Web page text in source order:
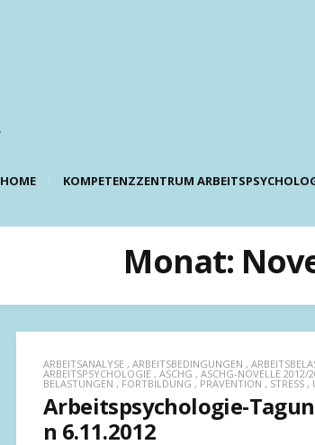
HOME KOMPETENZZENTRUM
Monat:
ARBEITSANALYSE , ARBEITSBEDINGUNGEN ,
ARBEITSPSYCHOLOGIE , ASCHG , ASCHG-NOVELLE 2012/
BELASTUNGEN , FORTBILDUNG , PRÄVENTION , STRESS ,
Arbeitspsychologie-
n 6.11.2012